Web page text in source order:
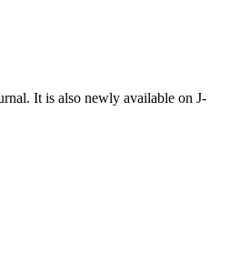
It is also newly available on J-